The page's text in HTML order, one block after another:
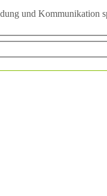
und Kommunikation